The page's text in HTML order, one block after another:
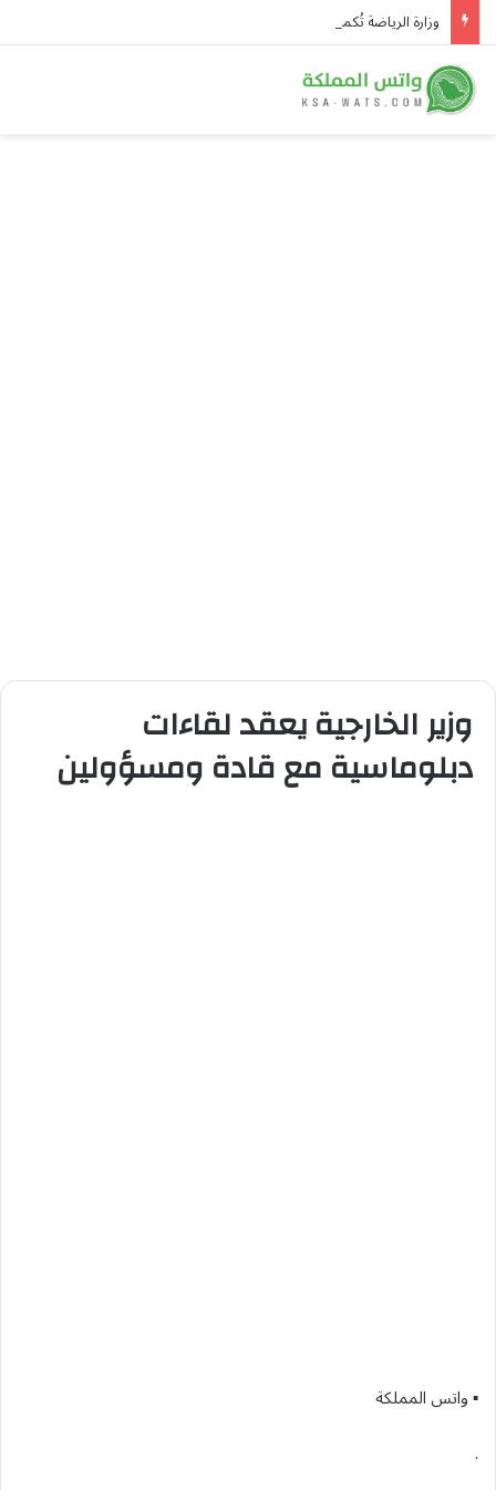
وزير الخارجية يعقد لقاءات
دبلوماسية مع قادة ومسؤولين
▪︎ واتس المملكة
.